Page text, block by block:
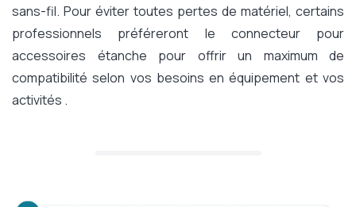
sans-fil. Pour éviter toutes pertes de matériel, certains
professionnels préféreront le connecteur pour
accessoires étanche pour offrir un maximum de
compatibilité selon vos besoins en équipement et vos
activités .